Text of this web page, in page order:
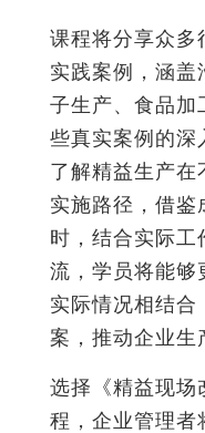
课程将分享众多
实践案例，涵盖
子生产、食品加
些真实案例的深
了解精益生产在
实施路径，借鉴
时，结合实际工
流，学员将能够
实际情况相结合
案，推动企业生
选择《精益现场
程，企业管理者